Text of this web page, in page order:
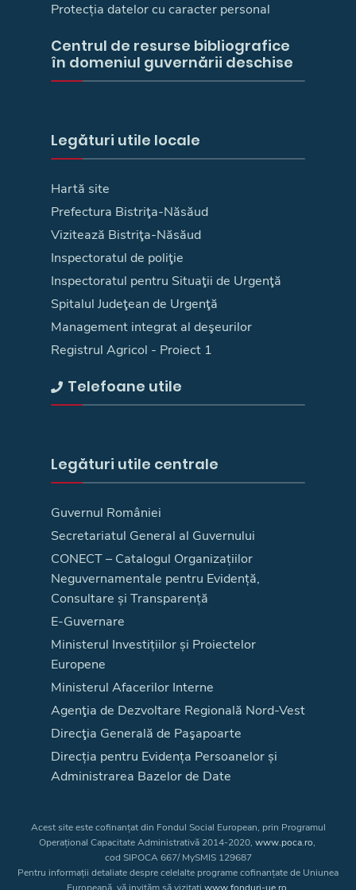
Protecția datelor cu caracter personal
Centrul de resurse bibliografice
în domeniul guvernării deschise
Legături utile locale
Hartă site
Prefectura Bistriţa-Năsăud
Vizitează Bistriţa-Năsăud
Inspectoratul de poliţie
Inspectoratul pentru Situaţii de Urgenţă
Spitalul Judeţean de Urgenţă
Management integrat al deşeurilor
Registrul Agricol - Proiect 1
Telefoane utile
Legături utile centrale
Guvernul României
Secretariatul General al Guvernului
CONECT – Catalogul Organizațiilor
Neguvernamentale pentru Evidență,
Consultare și Transparență
E-Guvernare
Ministerul Investițiilor și Proiectelor
Europene
Ministerul Afacerilor Interne
Agenţia de Dezvoltare Regională Nord-Vest
Direcţia Generală de Paşapoarte
Direcția pentru Evidența Persoanelor și
Administrarea Bazelor de Date
Acest site este cofinanțat din Fondul Social European, prin Programul
Operațional Capacitate Administrativă 2014-2020, www.poca.ro,
cod SIPOCA 667/ MySMIS 129687
Pentru informații detaliate despre celelalte programe cofinanțate de Uniunea